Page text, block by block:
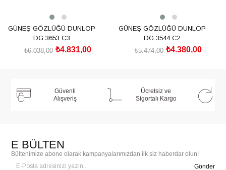
GÜNEŞ GÖZLÜĞÜ DUNLOP
DG 3653 C3
₺4.831,00
₺6.038,00
GÜNEŞ GÖZLÜĞÜ DUNLOP
DG 3544 C2
₺4.380,00
₺5.474,00
Güvenli
Alışveriş
Ücretsiz ve
Sigortalı Kargo
E BÜLTEN
Bültenimize abone olarak kampanyalarımızdan ilk siz haberdar olun!
Gönder